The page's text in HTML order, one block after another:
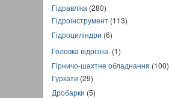
Гідравліка (280)
Гідроінструмент (113)
Гідроциліндри (6)
Головка відрізна. (1)
Гірничо-шахтне обладнання (100)
Гуркати (29)
Дробарки (5)